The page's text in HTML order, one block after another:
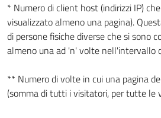
* Numero di client host (indirizzi IP)
visualizzato almeno una pagina).
di persone fisiche diverse che si sono
almeno una ad 'n' volte nell'intervallo
** Numero di volte in cui una pagina
(somma di tutti i visitatori, per tutte le